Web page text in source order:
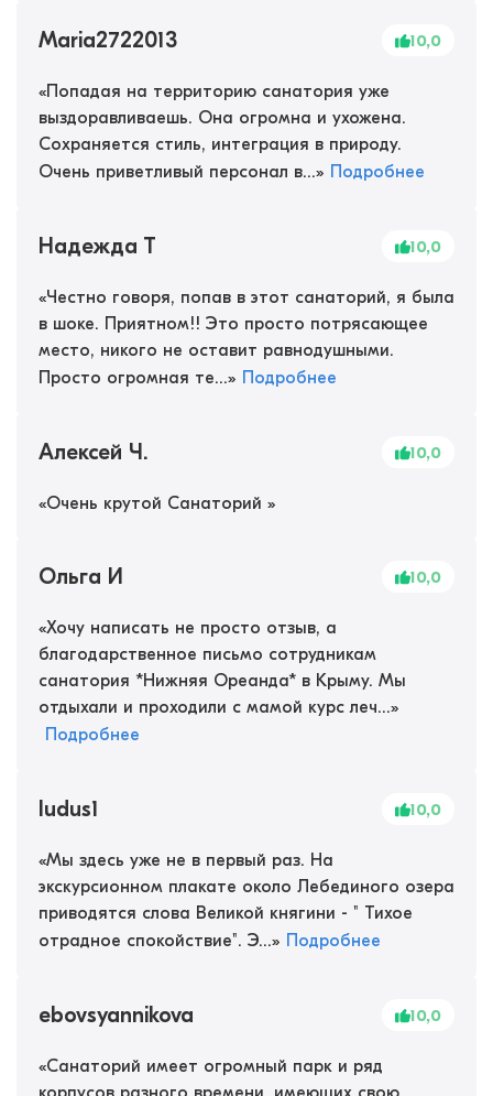
Maria2722013 10,0
«Попадая на территорию санатория уже
выздоравливаешь. Она огромна и ухожена.
Сохраняется стиль, интеграция в природу.
Очень приветливый персонал в...» Подробнее
Надежда Т 10,0
«Честно говоря, попав в этот санаторий, я была
в шоке. Приятном!! Это просто потрясающее
место, никого не оставит равнодушными.
Просто огромная те...» Подробнее
Алексей Ч. 10,0
«Очень крутой Санаторий »
Ольга И 10,0
«Хочу написать не просто отзыв, а
благодарственное письмо сотрудникам
санатория *Нижняя Ореанда* в Крыму. Мы
отдыхали и проходили с мамой курс леч...»
Подробнее
ludus1 10,0
«Мы здесь уже не в первый раз. На
экскурсионном плакате около Лебединого озера
приводятся слова Великой княгини - " Тихое
отрадное спокойствие". Э...» Подробнее
ebovsyannikova 10,0
«Санаторий имеет огромный парк и ряд